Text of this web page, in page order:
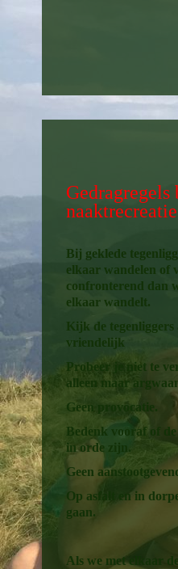
naaktrecreatie
Bij geklede
elkaar wandelen of
confronterend dan
elkaar wandelt.
Kijk de tegenliggers
vriendelijk
Probeer je niet te
alleen maar
Geen provocatie.
Bedenk vooraf of
in orde zijn.
Geen
Op asfalt en in
gaan.
Als we met elkaar